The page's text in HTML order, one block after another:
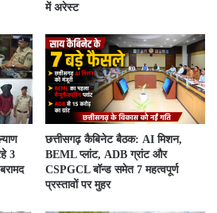
में अरेस्ट
3
छत्तीसगढ़ कैबिनेट बैठक: AI मिशन,
BEML प्लांट, ADB ग्रांट और
CSPGCL बॉन्ड समेत 7 महत्वपूर्ण
प्रस्तावों पर मुहर